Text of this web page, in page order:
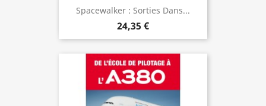
Spacewalker : Sorties Dans...
24,35 €